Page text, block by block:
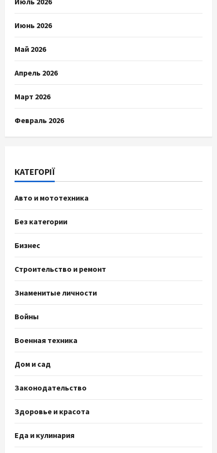
Июнь 2026
Май 2026
Апрель 2026
Март 2026
Февраль 2026
КАТЕГОРІЇ
Авто и мототехника
Без категории
Бизнес
Строительство и ремонт
Знаменитые личности
Войны
Военная техника
Дом и сад
Законодательство
Здоровье и красота
Еда и кулинария